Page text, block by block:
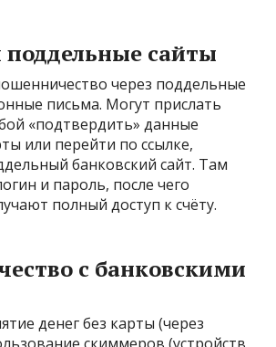
сайты
через поддельные
письма. Могут прислать
«подтвердить» данные
или перейти по ссылке,
банковский сайт. Там
и пароль, после чего
полный доступ к счёту.
с банковскими
денег без карты (через